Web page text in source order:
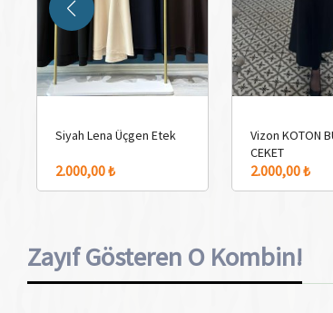
Siyah Lena Üçgen Etek
2.000,00 ₺
Vizon KOTON
CEKET
2.000,00 ₺
Zayıf Gösteren O Kombin!